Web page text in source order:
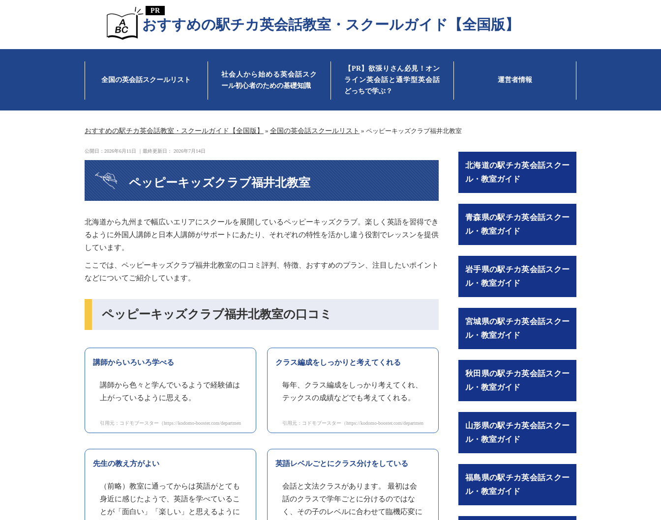
おすすめの駅チカ英会話教室・スクールガイド【全国版】
全国の英会話スクールリスト
社会人から始める英会話スク
ール初心者のための基礎知識
【PR】欲張りさん必見！オン
ライン英会話と通学型英会話
どっちで学ぶ？
運営者情報
おすすめの駅チカ英会話教室・スクールガイド【全国版】 » 全国の英会話スクールリスト » ペッピーキッズクラブ福井北教室
公開日： 2026年6月11日 ｜最終更新日： 2026年7月14日
ペッピーキッズクラブ福井北教室
北海道から九州まで幅広いエリアにスクールを展開しているペッピーキッズクラブ。楽しく英語を習得でき
るように外国人講師と日本人講師がサポートにあたり、それぞれの特性を活かし違う役割でレッスンを提供
しています。
ここでは、ペッピーキッズクラブ福井北教室の口コミ評判、特徴、おすすめのプラン、注目したいポイント
などについてご紹介しています。
ペッピーキッズクラブ福井北教室の口コミ
講師からいろいろ学べる
講師から色々と学んでいるようで経験値は
上がっているように思える。
引用元：コドモブースター（https://kodomo-booster.com/departments/1157/reviews?page=2#/）
クラス編成をしっかりと考えてくれる
毎年、クラス編成をしっかり考えてくれ、
テックスの成績などでも考えてくれる。
引用元：コドモブースター（https://kodomo-booster.com/departments/1157/reviews?page=2#/）
先生の教え方がよい
（前略）教室に通ってからは英語がとても
身近に感じたようで、英語を学べているこ
とが「面白い」「楽しい」と思えるように
英語レベルごとにクラス分けをしている
会話と文法クラスがあります。 最初は会
話のクラスで学年ごとに分けるのではな
く、その子のレベルに合わせて臨機応変に
北海道の駅チカ英会話スクー
ル・教室ガイド
青森県の駅チカ英会話スクー
ル・教室ガイド
岩手県の駅チカ英会話スクー
ル・教室ガイド
宮城県の駅チカ英会話スクー
ル・教室ガイド
秋田県の駅チカ英会話スクー
ル・教室ガイド
山形県の駅チカ英会話スクー
ル・教室ガイド
福島県の駅チカ英会話スクー
ル・教室ガイド